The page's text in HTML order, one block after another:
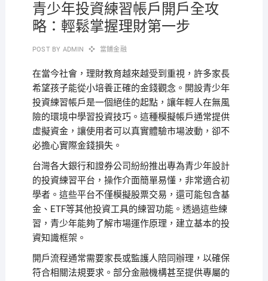
青少年投資練習帳戶開戶全攻
略：輕鬆掌握理財第一步
POST BY ADMIN 當鋪金融
在當今社會，理財教育越來越受到重視，許多家長
希望孩子能從小培養正確的金錢觀念。開設青少年
投資練習帳戶是一個絕佳的起點，讓年輕人在無風
險的環境中學習投資技巧。這種模擬帳戶通常提供
虛擬資金，讓使用者可以真實體驗市場波動，卻不
必擔心實際金錢損失。
台灣各大銀行和證券公司紛紛推出專為青少年設計
的投資練習平台，操作介面簡單易懂，非常適合初
學者。這些平台不僅模擬股票交易，還可能包含基
金、ETF等其他投資工具的練習功能。透過這些練
習，青少年能夠了解市場運作原理，建立基本的投
資知識框架。
開戶流程通常需要家長或監護人陪同辦理，以確保
符合相關法規要求。部分金融機構甚至提供專屬的